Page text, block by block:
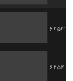
6253
6254